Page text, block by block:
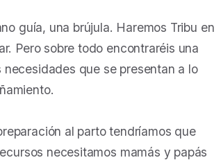
guía, una brújula. Haremos Tribu en
Pero sobre todo encontraréis una
que se presentan a lo
al parto tendríamos que
necesitamos mamás y papás